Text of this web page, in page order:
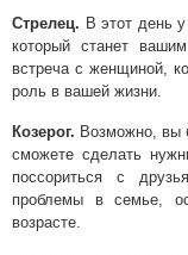
Стрелец. В этот день
который станет
встреча с женщиной,
роль в вашей жизни.
Козерог. Возможно, вы
сможете сделать
поссориться с
проблемы в семье,
возрасте.